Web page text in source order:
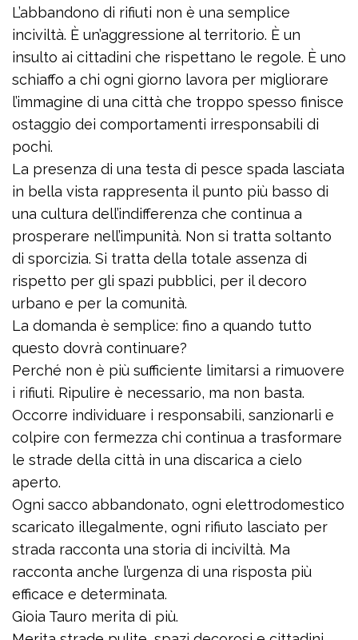
L’abbandono di rifiuti non è una semplice
inciviltà. È un’aggressione al territorio. È un
insulto ai cittadini che rispettano le regole. È uno
schiaffo a chi ogni giorno lavora per migliorare
l’immagine di una città che troppo spesso finisce
ostaggio dei comportamenti irresponsabili di
pochi.
La presenza di una testa di pesce spada lasciata
in bella vista rappresenta il punto più basso di
una cultura dell’indifferenza che continua a
prosperare nell’impunità. Non si tratta soltanto
di sporcizia. Si tratta della totale assenza di
rispetto per gli spazi pubblici, per il decoro
urbano e per la comunità.
La domanda è semplice: fino a quando tutto
questo dovrà continuare?
Perché non è più sufficiente limitarsi a rimuovere
i rifiuti. Ripulire è necessario, ma non basta.
Occorre individuare i responsabili, sanzionarli e
colpire con fermezza chi continua a trasformare
le strade della città in una discarica a cielo
aperto.
Ogni sacco abbandonato, ogni elettrodomestico
scaricato illegalmente, ogni rifiuto lasciato per
strada racconta una storia di inciviltà. Ma
racconta anche l’urgenza di una risposta più
efficace e determinata.
Gioia Tauro merita di più.